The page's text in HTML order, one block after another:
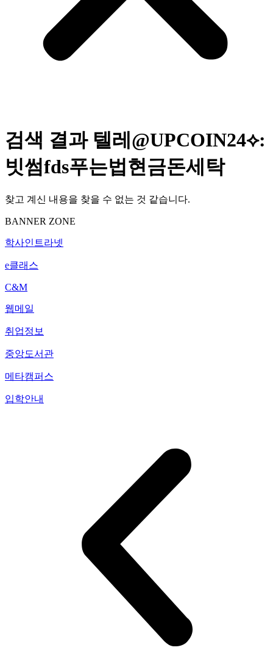
검색 결과 텔레@UPCOIN24⟡:
빗썸fds푸는법현금돈세탁
찾고 계신 내용을 찾을 수 없는 것 같습니다.
BANNER ZONE
학사인트라넷
e클래스
C&M
웹메일
취업정보
중앙도서관
메타캠퍼스
입학안내